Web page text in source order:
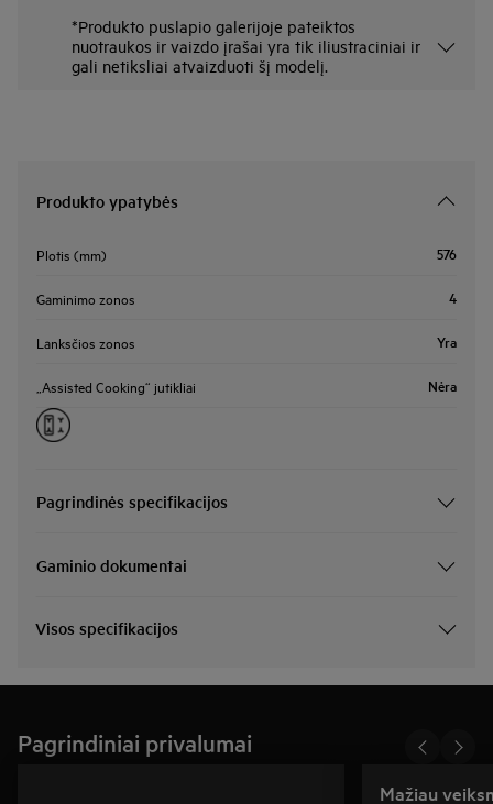
*Produkto puslapio galerijoje pateiktos
nuotraukos ir vaizdo įrašai yra tik iliustraciniai ir
gali netiksliai atvaizduoti šį modelį.
Produkto ypatybės
Plotis (mm) 576
Gaminimo zonos 4
Lanksčios zonos Yra
„Assisted Cooking“ jutikliai Nėra
Pagrindinės specifikacijos
Gaminio dokumentai
Visos specifikacijos
Pagrindiniai privalumai
Mažiau